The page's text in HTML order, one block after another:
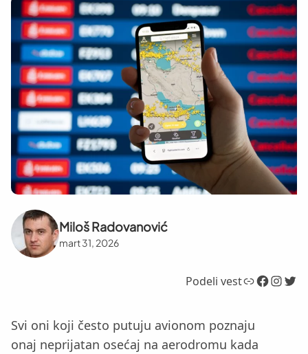
Miloš Radovanović
mart 31, 2026
Podeli vestLink Facebook InstagramTwitter
Svi oni koji često putuju avionom poznaju
onaj neprijatan osećaj na aerodromu kada